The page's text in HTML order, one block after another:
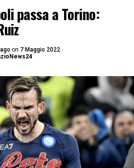
passa a Torino:
on 7 Maggio 2022